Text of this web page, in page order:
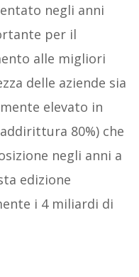
negli anni
per il
alle migliori
delle aziende sia
elevato in
80%) che
negli anni a
edizione
i 4 miliardi di